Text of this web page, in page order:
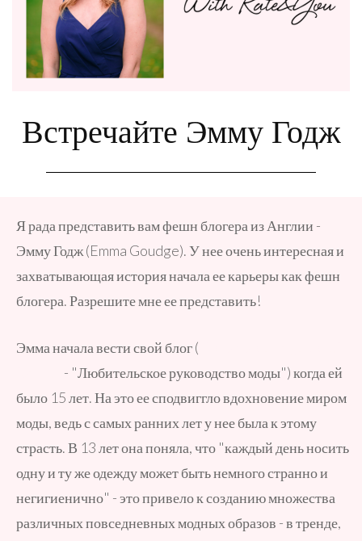
Встречайте Эмму Годж
Я рада представить вам фешн блогера из Англии -
Эмму Годж (Emma Goudge). У нее очень интересная и
захватывающая история начала ее карьеры как фешн
блогера. Разрешите мне ее представить!
Эмма начала вести свой блог (
- "Любительское руководство моды") когда ей
было 15 лет. На это ее сподвиггло вдохновение миром
моды, ведь с самых ранних лет у нее была к этому
страсть. В 13 лет она поняла, что "каждый день носить
одну и ту же одежду может быть немного странно и
негигиенично" - это привело к созданию множества
различных повседневных модных образов - в тренде,